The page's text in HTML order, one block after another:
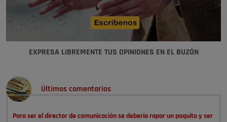
EXPRESA LIBREMENTE TUS OPINIONES EN EL BUZÓN
Últimos comentarios
Para ser el director de comunicación se debería rapar un poquito y ser